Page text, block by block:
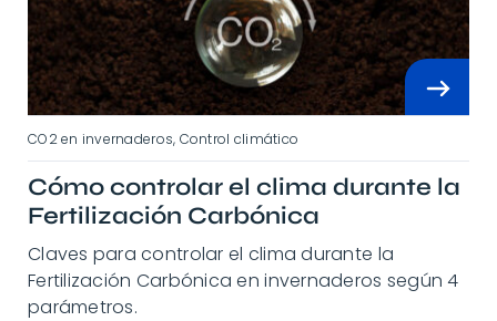
CO2 en invernaderos, Control climático
Cómo controlar el clima durante la
Fertilización Carbónica
Claves para controlar el clima durante la
Fertilización Carbónica en invernaderos según 4
parámetros.